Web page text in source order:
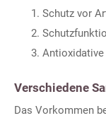
Schutz vor
Antioxidative
Verschiedene
Das Vorkommen